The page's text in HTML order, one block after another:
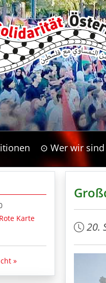
⊙ Wer wir sind
Karte
»
20.